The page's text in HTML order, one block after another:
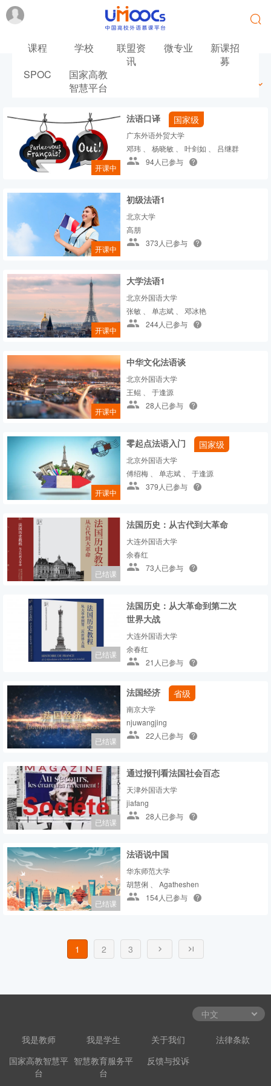
课程 学校
联盟资
讯
微专业
新课招
募
SPOC
国家高教
智慧平台
开课中
法语口译 国家级
广东外语外贸大学
邓玮 、 杨晓敏 、 叶剑如 、 吕继群
94人已参与
开课中
初级法语1
北京大学
高朋
373人已参与
开课中
大学法语1
北京外国语大学
张敏 、 单志斌 、 邓冰艳
244人已参与
开课中
中华文化法语谈
北京外国语大学
王鲲 、 于逢源
28人已参与
开课中
零起点法语入门 国家级
北京外国语大学
傅绍梅 、 单志斌 、 于逢源
379人已参与
已结课
法国历史：从古代到大革命
大连外国语大学
余春红
73人已参与
已结课
法国历史：从大革命到第二次
世界大战
大连外国语大学
余春红
21人已参与
已结课
法国经济 省级
南京大学
njuwangjing
22人已参与
已结课
通过报刊看法国社会百态
天津外国语大学
jiafang
28人已参与
已结课
法语说中国
华东师范大学
胡慧俐 、 Agatheshen
154人已参与
1 2 3
我是教师 我是学生 关于我们
法律条款
国家高教智慧平
台
智慧教育服务平
台
反馈与投诉